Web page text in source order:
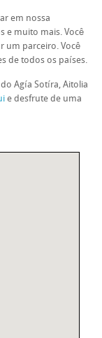
em nossa
e muito mais. Você
um parceiro. Você
de todos os países.
Agía Sotíra, Aitolia
e desfrute de uma